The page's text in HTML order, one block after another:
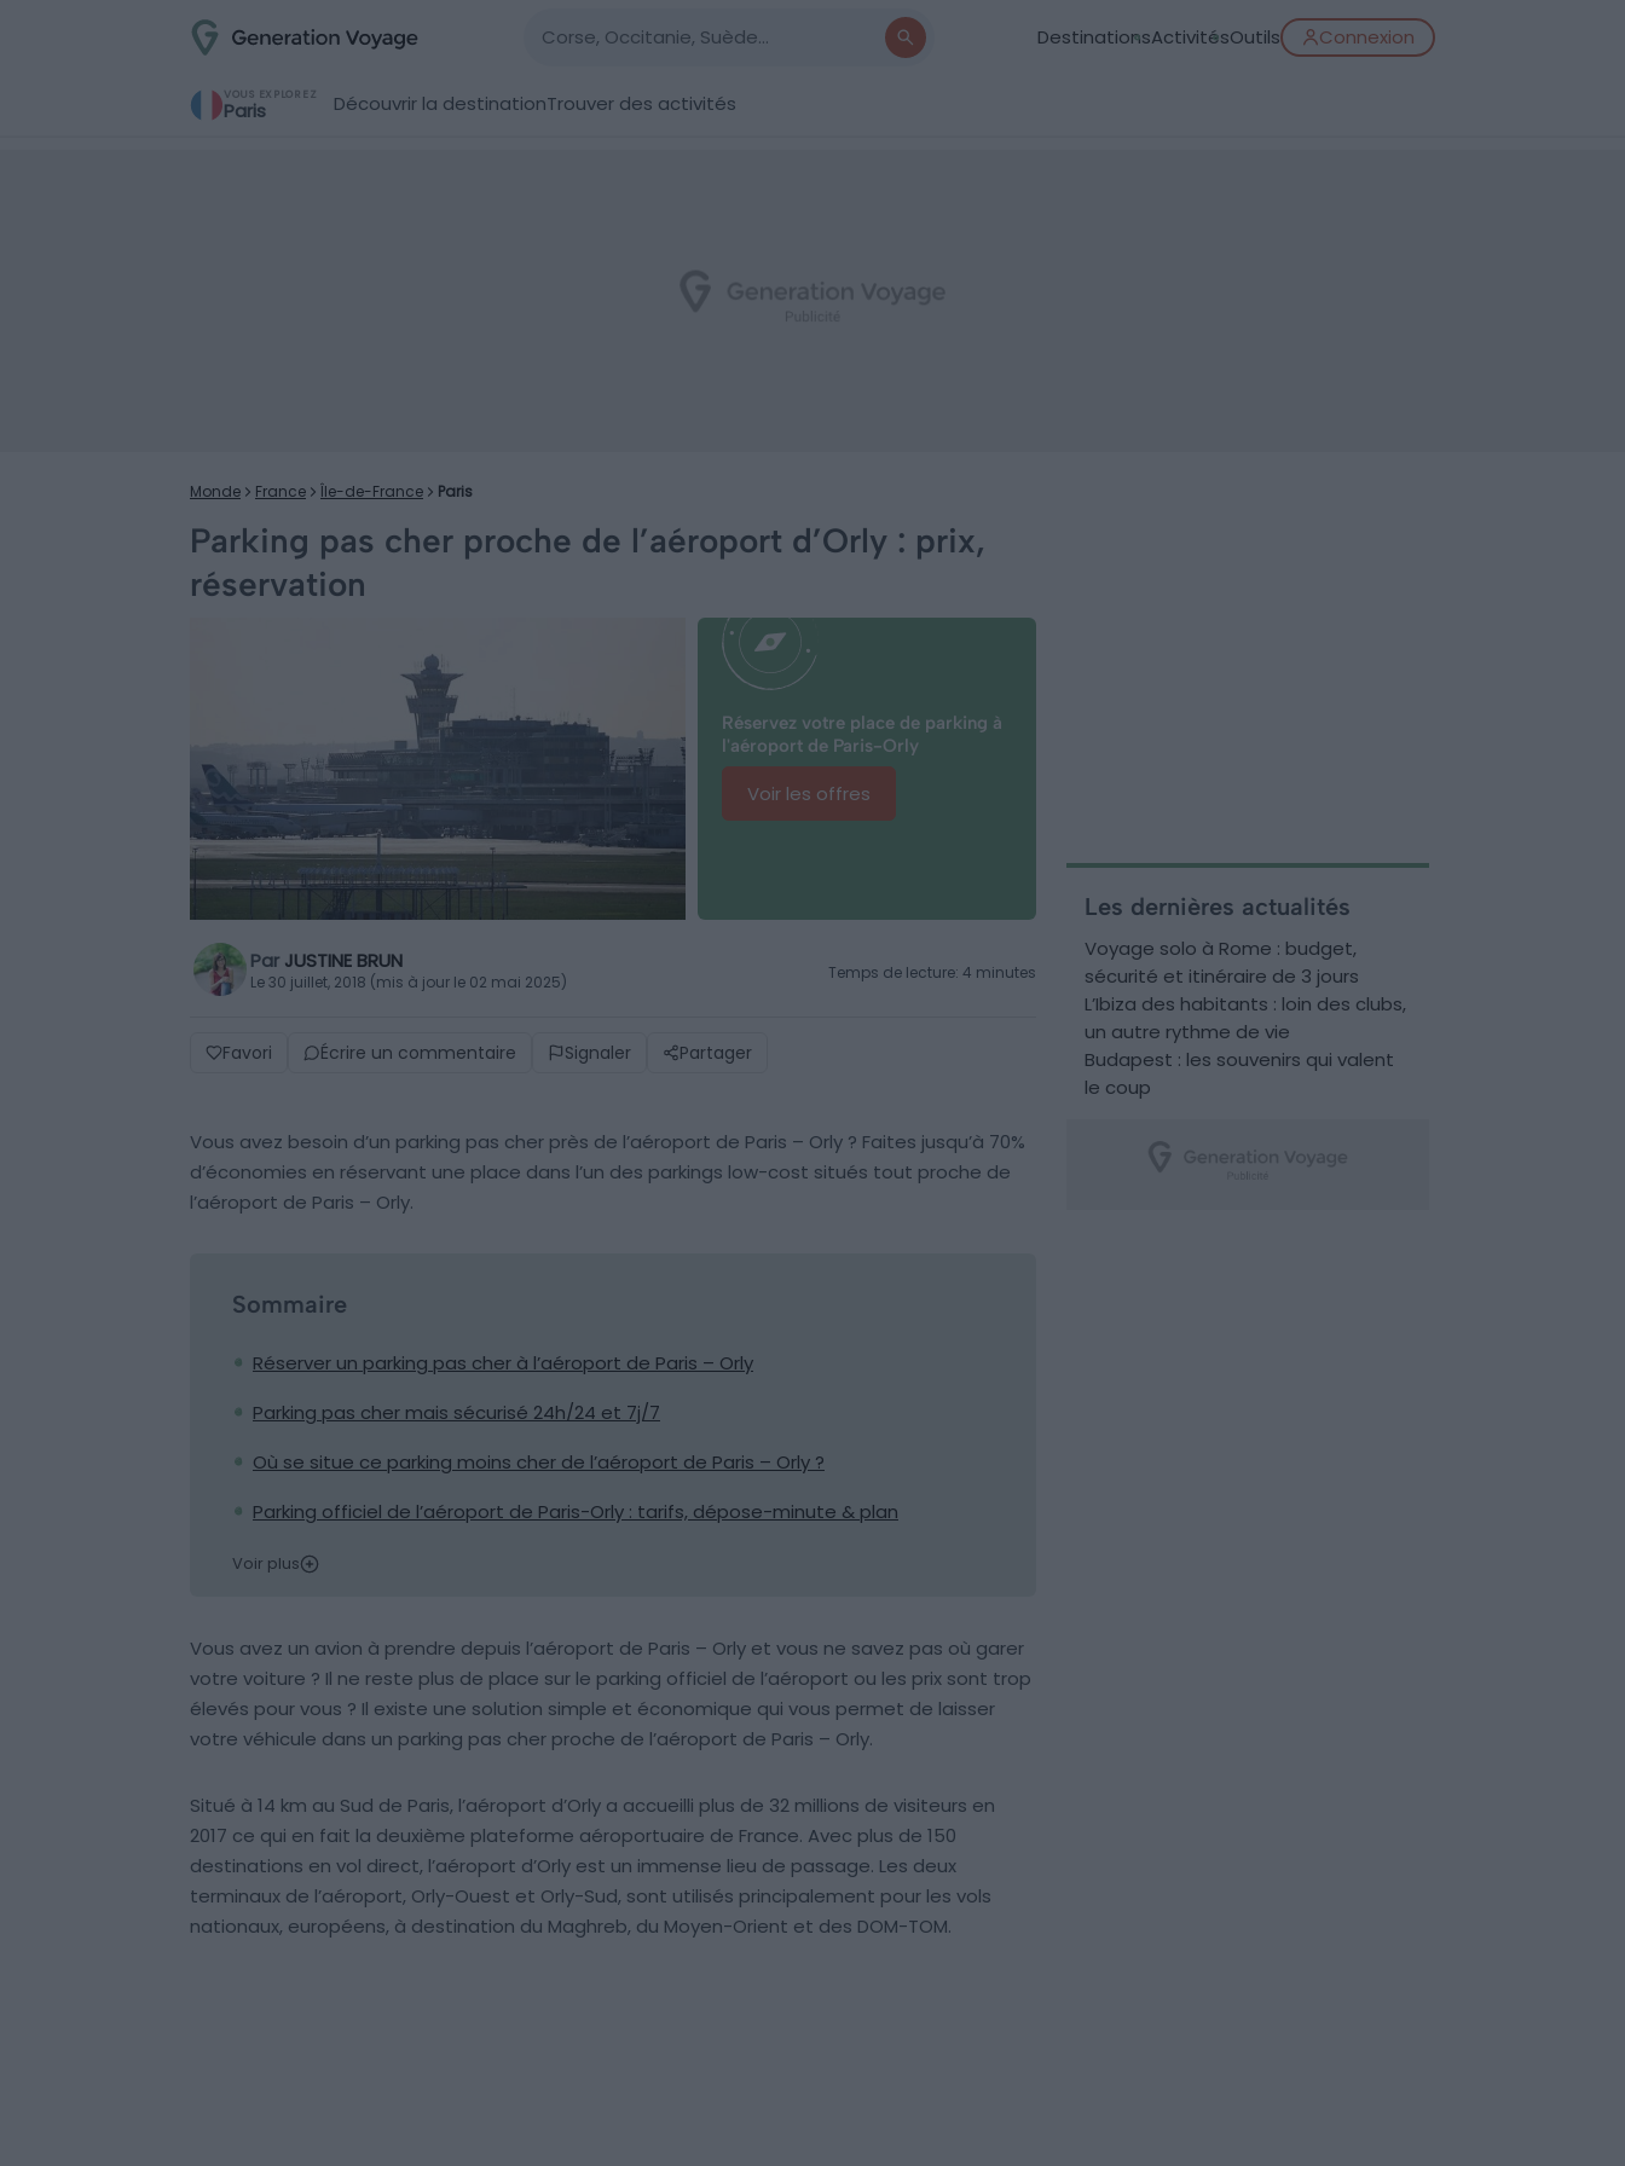
DestinationsActivitésOutils Connexion
VOUS EXPLOREZ
Paris Découvrir la destinationTrouver des activités
Monde France Île-de-France Paris
Parking pas cher proche de l’aéroport d’Orly : prix,
réservation
Réservez votre place de parking à
l'aéroport de Paris-Orly
Voir les offres
Par JUSTINE BRUN
Le 30 juillet, 2018 (mis à jour le 02 mai 2025) Temps de lecture: 4 minutes
Favori Écrire un commentaire Signaler Partager
Vous avez besoin d’un parking pas cher près de l’aéroport de Paris – Orly ? Faites jusqu’à 70%
d’économies en réservant une place dans l’un des parkings low-cost situés tout proche de
l’aéroport de Paris – Orly.
Sommaire
Réserver un parking pas cher à l’aéroport de Paris – Orly
Parking pas cher mais sécurisé 24h/24 et 7j/7
Où se situe ce parking moins cher de l’aéroport de Paris – Orly ?
Parking officiel de l’aéroport de Paris-Orly : tarifs, dépose-minute & plan
Voir plus
Vous avez un avion à prendre depuis l’aéroport de Paris – Orly et vous ne savez pas où garer
votre voiture ? Il ne reste plus de place sur le parking officiel de l’aéroport ou les prix sont trop
élevés pour vous ? Il existe une solution simple et économique qui vous permet de laisser
votre véhicule dans un parking pas cher proche de l’aéroport de Paris – Orly.
Situé à 14 km au Sud de Paris, l’aéroport d’Orly a accueilli plus de 32 millions de visiteurs en
2017 ce qui en fait la deuxième plateforme aéroportuaire de France. Avec plus de 150
destinations en vol direct, l’aéroport d’Orly est un immense lieu de passage. Les deux
terminaux de l’aéroport, Orly-Ouest et Orly-Sud, sont utilisés principalement pour les vols
nationaux, européens, à destination du Maghreb, du Moyen-Orient et des DOM-TOM.
Les dernières actualités
Voyage solo à Rome : budget,
sécurité et itinéraire de 3 jours
L’Ibiza des habitants : loin des clubs,
un autre rythme de vie
Budapest : les souvenirs qui valent
le coup